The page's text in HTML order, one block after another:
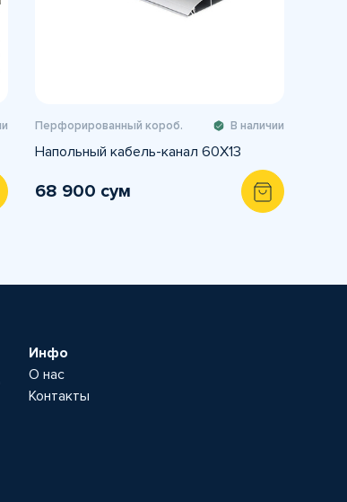
Перфорированный короб. В наличии
Напольный кабель-канал 60X13
68 900 сум
Инфо
О нас
Контакты